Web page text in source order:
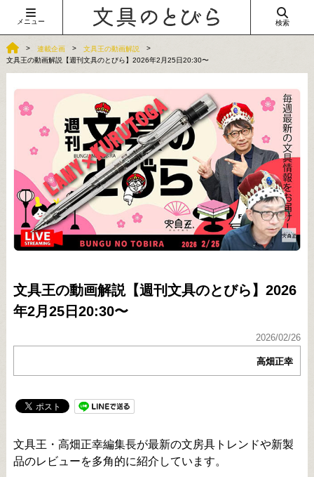
メニュー 検索
連載企画
文具王の動画解説
文具王の動画解説【週刊文具のとびら】2026年2月25日20:30〜
文具王の動画解説【週刊文具のとびら】2026
年2月25日20:30〜
2026/02/26
高畑正幸
文具王・高畑正幸編集長が最新の文房具トレンドや新製
品のレビューを多角的に紹介しています。